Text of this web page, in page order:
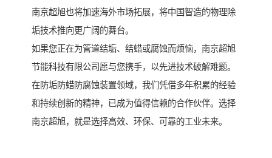
南京超旭也将加速海外市场拓展，将中国智造的物理除
垢技术推向更广阔的舞台。
如果您正在为管道结垢、结蜡或腐蚀而烦恼，南京超旭
节能科技有限公司愿与您携手，以先进技术破解难题。
在防垢防蜡防腐蚀装置领域，我们凭借多年积累的经验
和持续创新的精神，已成为值得信赖的合作伙伴。选择
南京超旭，就是选择高效、环保、可靠的工业未来。